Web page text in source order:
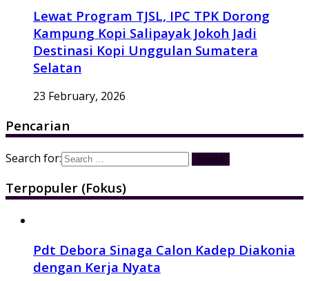
Lewat Program TJSL, IPC TPK Dorong
Kampung Kopi Salipayak Jokoh Jadi
Destinasi Kopi Unggulan Sumatera
Selatan
23 February, 2026
Pencarian
Search for:
Terpopuler (Fokus)
Pdt Debora Sinaga Calon Kadep Diakonia
dengan Kerja Nyata